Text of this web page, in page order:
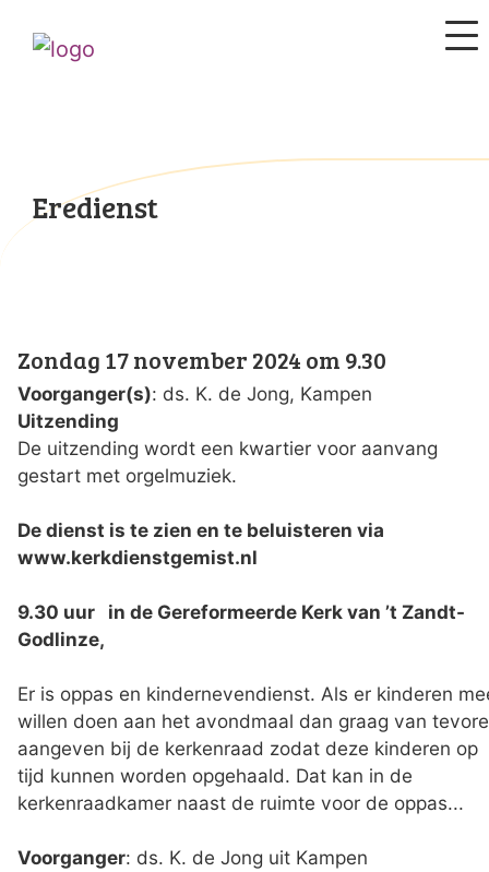
Eredienst
Zondag 17 november 2024 om 9.30
Voorganger(s): ds. K. de Jong, Kampen
Uitzending
De uitzending wordt een kwartier voor aanvang
gestart met orgelmuziek.
De dienst is te zien en te beluisteren via
www.kerkdienstgemist.nl
9.30 uur in de Gereformeerde Kerk van ’t Zandt-
Godlinze,
Er is oppas en kindernevendienst. Als er kinderen
willen doen aan het avondmaal dan graag van
aangeven bij de kerkenraad zodat deze kinderen op
tijd kunnen worden opgehaald. Dat kan in de
kerkenraadkamer naast de ruimte voor de oppas...
Voorganger: ds. K. de Jong uit Kampen